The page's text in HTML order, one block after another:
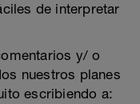
de interpretar
y/ o
nuestros planes
escribiendo a: